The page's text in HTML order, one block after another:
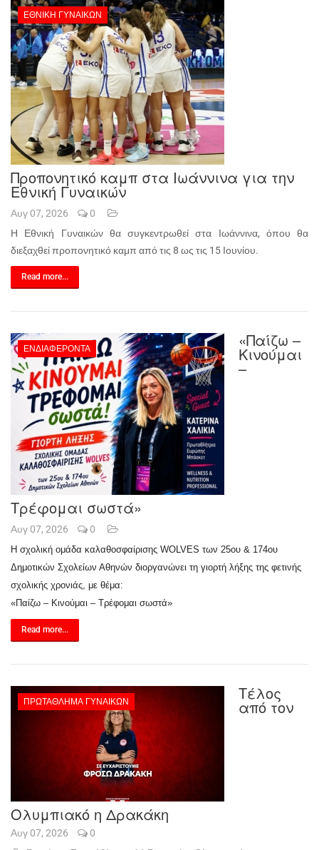
ΕΘΝΙΚΉ ΓΥΝΑΙΚΏΝ
Προπονητικό καμπ στα Ιωάννινα για την
Εθνική Γυναικών
Αυγ 07, 2026
0
Η Εθνική Γυναικών θα συγκεντρωθεί στα Ιωάννινα, όπου θα
διεξαχθεί προπονητικό καμπ από τις 8 ως τις 15 Ιουνίου.
Read more...
ΕΝΔΙΑΦΈΡΟΝΤΑ «Παίζω –
Κινούμαι
–
Τρέφομαι σωστά»
Αυγ 07, 2026 0
Η σχολική ομάδα καλαθοσφαίρισης WOLVES των 25ου & 174ου
Δημοτικών Σχολείων Αθηνών διοργανώνει τη γιορτή λήξης της φετινής
σχολικής χρονιάς, με θέμα:
«Παίζω – Κινούμαι – Τρέφομαι σωστά»
Read more...
ΠΡΩΤΆΘΛΗΜΑ ΓΥΝΑΙΚΏΝ Τέλος
από τον
Ολυμπιακό η Δρακάκη
Αυγ 07, 2026
0